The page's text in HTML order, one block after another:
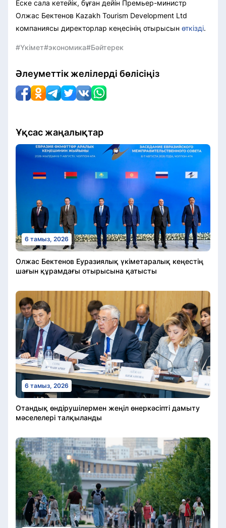
Еске сала кетейік, бұған дейін Премьер-министр
Олжас Бектенов Kazakh Tourism Development Ltd
компаниясы директорлар кеңесінің отырысын өткізді.
#Үкімет#экономика#Бәйтерек
Әлеуметтік желілерді бөлісіңіз
Ұқсас жаңалықтар
6 тамыз, 2026
Олжас Бектенов Еуразиялық үкіметаралық кеңестің
шағын құрамдағы отырысына қатысты
6 тамыз, 2026
Отандық өндірушілермен жеңіл өнеркәсіпті дамыту
мәселелері талқыланды